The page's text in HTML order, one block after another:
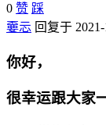
0 赞 踩
嫑忈 回复于
你好，
很幸运跟大家